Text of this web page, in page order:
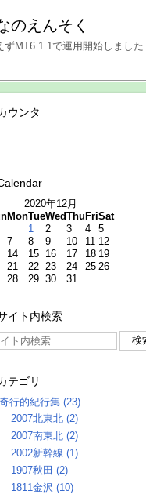
のえんそく
ずMT6.1.1で運用開始しました
ウンタ
2020年12月
MonTueWedThu FriSat
1
2 3 4
5
7 8 9 10 11 12
14 15 16 17 18 19
21 22 23 24 25 26
28 29 30 31
イト内検索
テゴリ
奇行的紀行集 (23)
2007北東北 (2)
2007南東北 (2)
2002新幹線 (1)
1907秋田 (2)
1811金沢 (10)